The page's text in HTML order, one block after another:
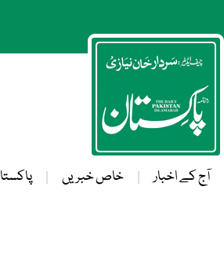
آج کے اخبار خاص خبریں